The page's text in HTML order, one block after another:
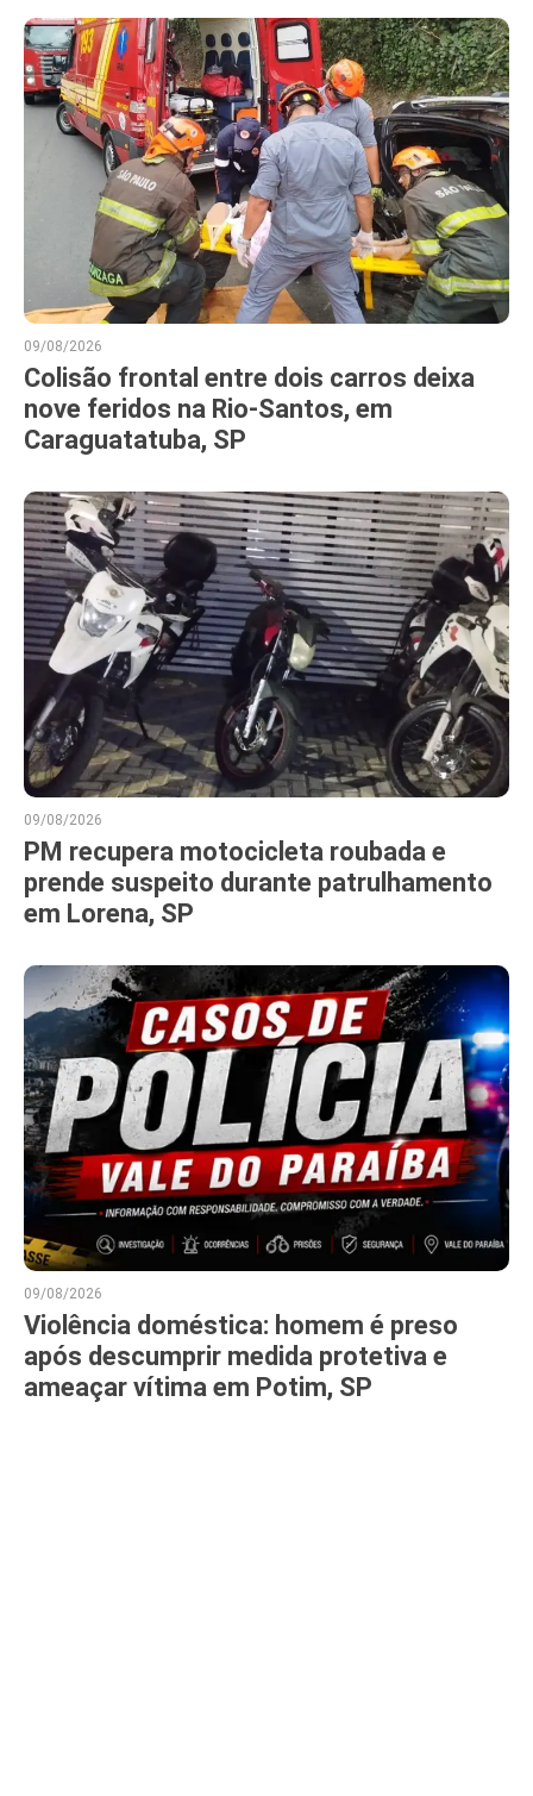
09/08/2026
Colisão frontal entre dois carros deixa
nove feridos na Rio-Santos, em
Caraguatatuba, SP
09/08/2026
PM recupera motocicleta roubada e
prende suspeito durante patrulhamento
em Lorena, SP
09/08/2026
Violência doméstica: homem é preso
após descumprir medida protetiva e
ameaçar vítima em Potim, SP